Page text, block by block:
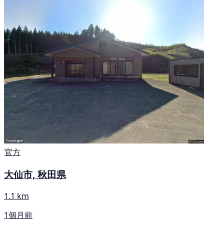
官方
大仙市, 秋田県
1.1 km
1個月前